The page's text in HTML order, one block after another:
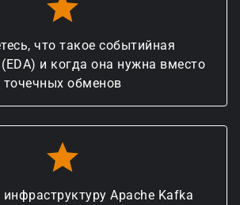
что такое событийная
и когда она нужна вместо
точечных обменов
Apache Kafka